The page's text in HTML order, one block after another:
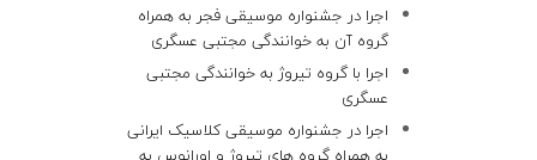
اجرا در جشنواره موسیقی فجر به همراه
گروه آن به خوانندگی مجتبی عسگری
اجرا با گروه تیروژ به خوانندگی مجتبی
عسگری
اجرا در جشنواره موسیقی کلاسیک ایرانی